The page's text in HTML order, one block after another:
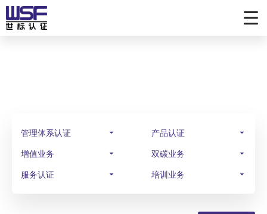
管理体系认证 产品认证
增值业务 双碳业务
服务认证 培训业务